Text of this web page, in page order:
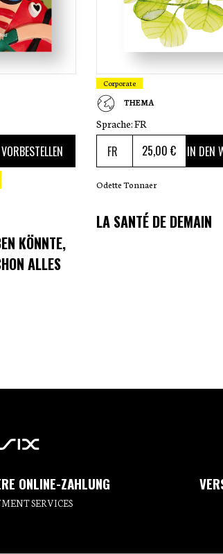
VORBESTELLEN
KÖNNTE,
ALLES
Corporate
THEMA
Sprache:FR
25,00 € IN DEN
Odette Tonnaer
LA SANTÉ DE DEMAIN
ONLINE-ZAHLUNG
SERVICES